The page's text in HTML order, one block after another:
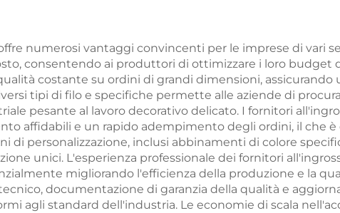
numerosi vantaggi convincenti per le imprese di vari
consentendo ai produttori di ottimizzare i loro
costante su ordini di grandi dimensioni,
tipi di filo e specifiche permette alle aziende di
pesante al lavoro decorativo delicato. I fornitori
affidabili e un rapido adempimento degli ordini, il che
di personalizzazione, inclusi abbinamenti di colore
unici. L'esperienza professionale dei fornitori
migliorando l'efficienza della produzione e la
documentazione di garanzia della qualità e
agli standard dell'industria. Le economie di scala